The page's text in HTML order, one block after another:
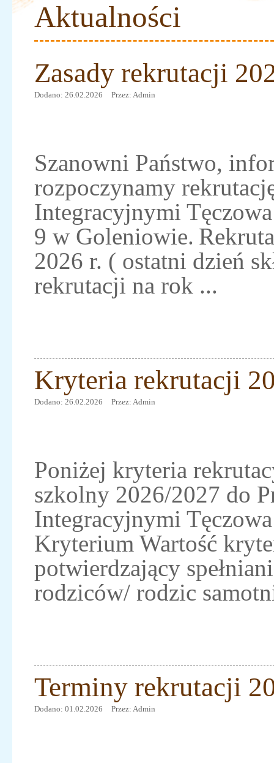
Aktualności
Zasady rekrutacji
Dodano: 26.02.2026 Przez: Admin
Szanowni Państwo,
rozpoczynamy
Integracyjnymi
9 w Goleniowie.
2026 r. ( ostatni dzień
rekrutacji na rok ...
Kryteria rekrutacji
Dodano: 26.02.2026 Przez: Admin
Poniżej kryteria
szkolny 2026/2027 do
Integracyjnymi
Kryterium Wartość
potwierdzający
rodziców/ rodzic
Terminy rekrutacji
Dodano: 01.02.2026 Przez: Admin